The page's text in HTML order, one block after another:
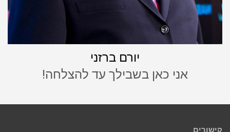
יורם ברזני
אני כאן בשבילך עד להצלחה!
קישורים